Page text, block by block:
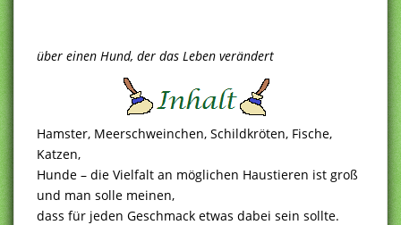
über einen Hund, der das Leben verändert
Hamster, Meerschweinchen, Schildkröten, Fische,
Katzen,
Hunde – die Vielfalt an möglichen Haustieren ist groß
und man solle meinen,
dass für jeden Geschmack etwas dabei sein sollte.